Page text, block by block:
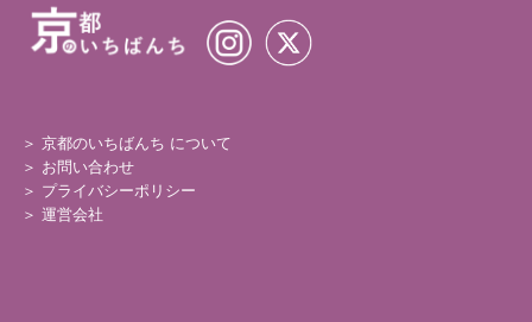
＞ 京都のいちばんち について
＞ お問い合わせ
＞ プライバシーポリシー
＞ 運営会社